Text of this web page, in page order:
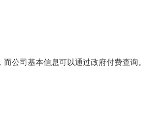
公司基本信息可以通过政府付费查询。